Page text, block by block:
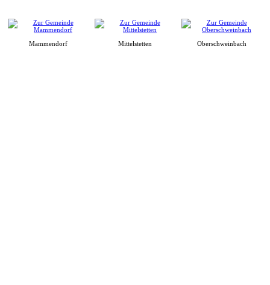
Mammendorf Mittelstetten Oberschweinbach